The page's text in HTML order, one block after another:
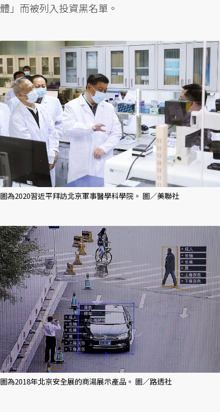
體」而被列入投資黑名單。
圖為2020習近平拜訪北京軍事醫學科學院。 圖／美聯社
圖為2018年北京安全展的商湯展示產品。 圖／路透社